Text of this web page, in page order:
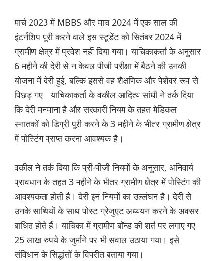
मार्च 2023 में MBBS और मार्च 2024 में एक साल की
इंटर्नशिप पूरी करने वाले इस स्टूडेंट को सितंबर 2024 में
ग्रामीण क्षेत्र में प्रवेश नहीं दिया गया। याचिकाकर्ता के अनुसार
6 महीने की देरी से न केवल पीजी परीक्षा में बैठने की उनकी
योजना में देरी हुई, बल्कि इससे वह शैक्षणिक और पेशेवर रूप से
पिछड़ गए। याचिकाकर्ता के वकील आदित्य सांघी ने तर्क दिया
कि देरी मनमाना है और सरकारी नियम के तहत मेडिकल
स्नातकों को डिग्री पूरी करने के 3 महीने के भीतर ग्रामीण क्षेत्र
में पोस्टिंग प्राप्त करना आवश्यक है।
वकील ने तर्क दिया कि प्री-पीजी नियमों के अनुसार, अनिवार्य
प्रावधान के तहत 3 महीने के भीतर ग्रामीण क्षेत्र में पोस्टिंग की
आवश्यकता होती है। देरी इन नियमों का उल्लंघन है। देरी से
उनके साथियों के साथ पोस्ट ग्रेजुएट अध्ययन करने के अवसर
बाधित होते हैं। याचिका में ग्रामीण बॉन्ड की शर्त पर लगाए गए
25 लाख रुपये के जुर्माने पर भी सवाल उठाया गया। इसे
संविधान के सिद्धांतों के विपरीत बताया गया।